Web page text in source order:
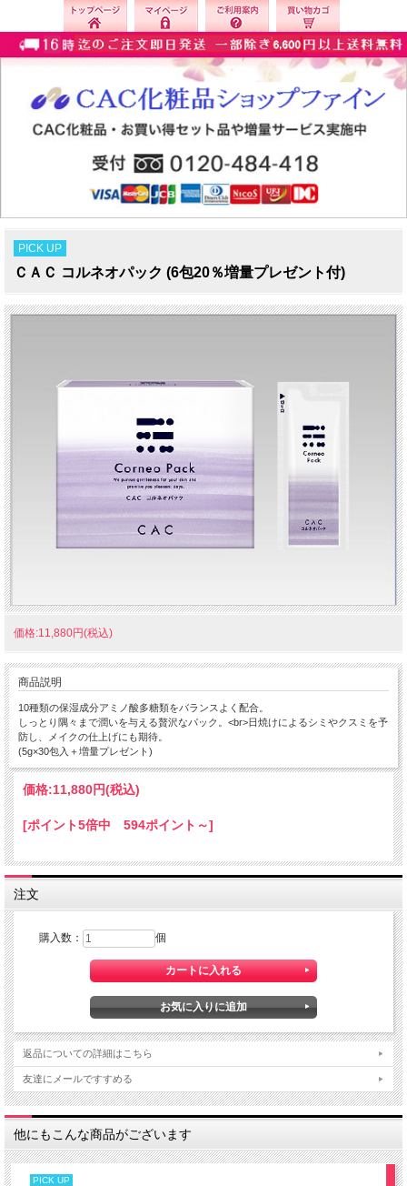
PICK UP
ＣＡＣ コルネオパック (6包20％増量プレゼント付)
価格:11,880円(税込)
商品説明
10種類の保湿成分アミノ酸多糖類をバランスよく配合。
しっとり隅々まで潤いを与える贅沢なパック。<br>日焼けによるシミやクスミを予
防し、メイクの仕上げにも期待。
(5g×30包入＋増量プレゼント)
価格:11,880円(税込)
[ポイント5倍中 594ポイント～]
注文
購入数： 個
返品についての詳細はこちら
友達にメールですすめる
他にもこんな商品がございます
PICK UP